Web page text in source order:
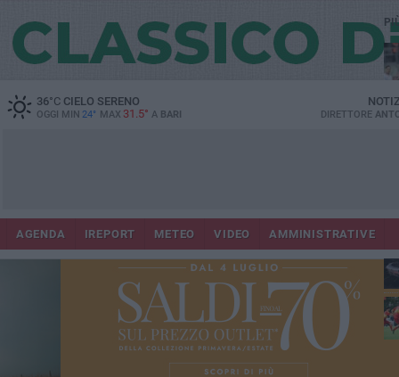
36°CCIELO SERENO
OGGI MIN 24° MAX 31.5° A BARI DIRETTORE
AGENDA IREPORT METEO VIDEO AMMINISTRATIVE